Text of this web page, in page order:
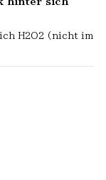
H2O2 (nicht im